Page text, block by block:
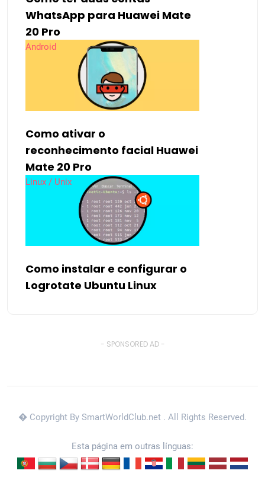
WhatsApp para Huawei Mate
20 Pro
Android
Como ativar o
reconhecimento facial Huawei
Mate 20 Pro
Linux / Unix
Como instalar e configurar o
Logrotate Ubuntu Linux
- SPONSORED AD -
� Copyright By SmartWorldClub.net . All Rights Reserved.
Esta página em outras línguas: